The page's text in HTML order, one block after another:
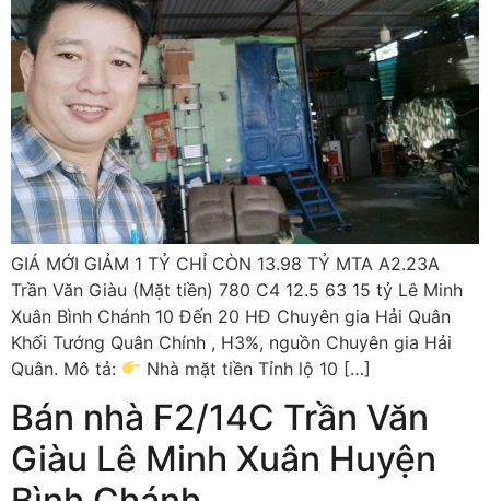
GIÁ MỚI GIẢM 1 TỶ CHỈ CÒN 13.98 TỶ MTA A2.23A
Trần Văn Giàu (Mặt tiền) 780 C4 12.5 63 15 tỷ Lê Minh
Xuân Bình Chánh 10 Đến 20 HĐ Chuyên gia Hải Quân
Khối Tướng Quân Chính , H3%, nguồn Chuyên gia Hải
Quân. Mô tả:
Nhà mặt tiền Tỉnh lộ 10 […]
Bán nhà F2/14C Trần Văn
Giàu Lê Minh Xuân Huyện